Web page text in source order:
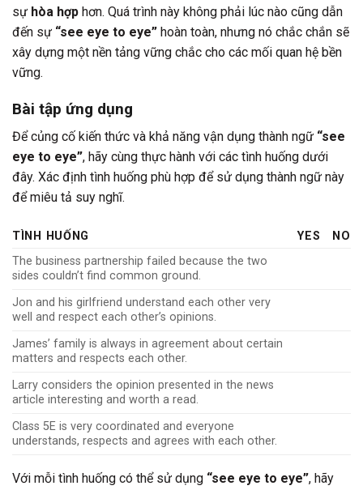
sự hòa hợp hơn. Quá trình này không phải lúc nào cũng dẫn
đến sự “see eye to eye” hoàn toàn, nhưng nó chắc chắn sẽ
xây dựng một nền tảng vững chắc cho các mối quan hệ bền
vững.
Bài tập ứng dụng
Để củng cố kiến thức và khả năng vận dụng thành ngữ “see
eye to eye”, hãy cùng thực hành với các tình huống dưới
đây. Xác định tình huống phù hợp để sử dụng thành ngữ này
để miêu tả suy nghĩ.
TÌNH HUỐNG YES
NO
The business partnership failed because the two
sides couldn’t find common ground.
Jon and his girlfriend understand each other very
well and respect each other’s opinions.
James’ family is always in agreement about certain
matters and respects each other.
Larry considers the opinion presented in the news
article interesting and worth a read.
Class 5E is very coordinated and everyone
understands, respects and agrees with each other.
Với mỗi tình huống có thể sử dụng “see eye to eye”, hãy